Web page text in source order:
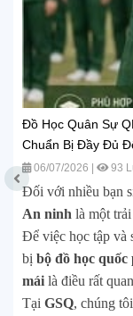
Đồ Học Quân Sự QP
Chuẩn Bị Đầy Đủ
06/07/2026 | 93
Đối với nhiều bạn
An ninh là một
Để việc học tập và
bị bộ đồ học
mái là điều rất
Tại GSQ, chúng